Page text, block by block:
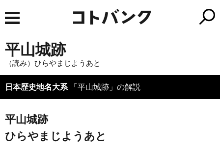
平山城跡
（読み）ひらやまじようあと
日本歴史地名大系 「平山城跡」の解説
平山城跡
ひらやまじようあと